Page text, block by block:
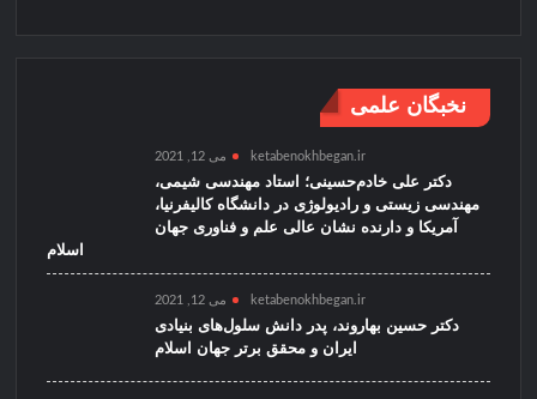
نخبگان علمی
ketabenokhbegan.ir می 12, 2021
دکتر علی خادم‌حسینی؛ استاد مهندسی شیمی،
مهندسی زیستی و رادیولوژی در دانشگاه کالیفرنیا،
آمریکا و دارنده نشان عالی علم و فناوری جهان
اسلام
ketabenokhbegan.ir می 12, 2021
دکتر حسین بهاروند، پدر دانش سلول‌های بنیادی
ایران و محقق برتر جهان اسلام